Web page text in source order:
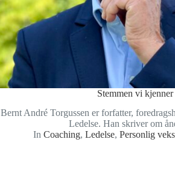
Stemmen vi kjenner
Bernt André Torgussen er forfatter,
Ledelse. Han skriver om
In Coaching, Ledelse, Personlig